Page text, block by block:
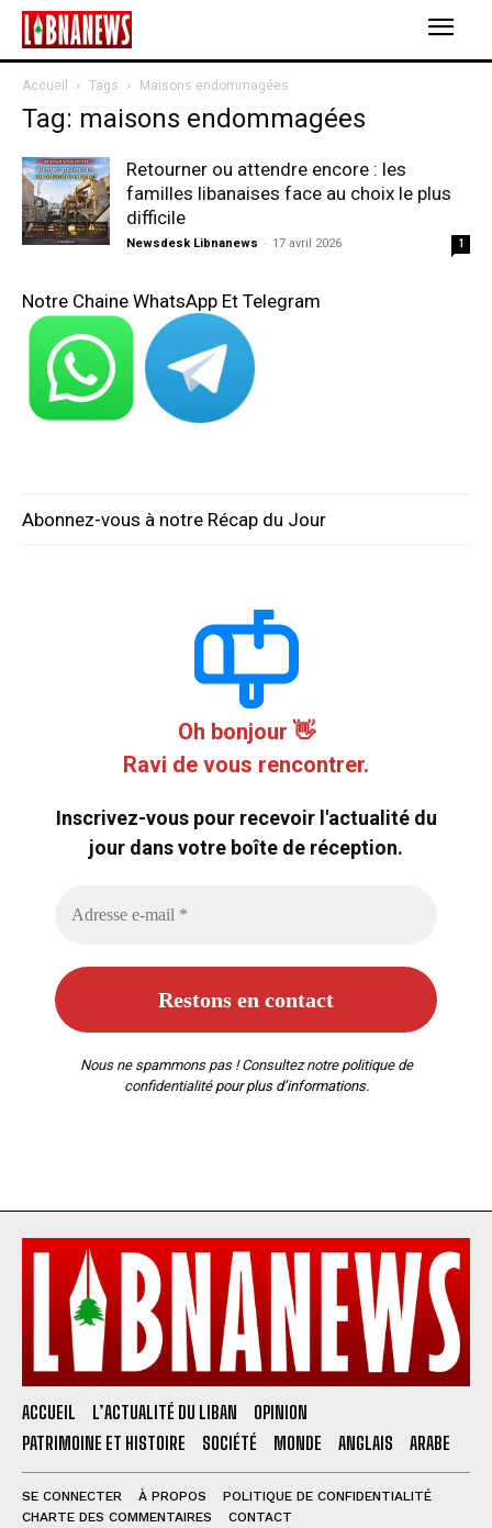
Accueil Tags Maisons endommagées
Tag: maisons endommagées
Retourner ou attendre encore : les
familles libanaises face au choix le plus
difficile
Newsdesk Libnanews - 17 avril 2026 1
Notre Chaine WhatsApp Et Telegram
Abonnez-vous à notre Récap du Jour
Oh bonjour 👋
Ravi de vous rencontrer.
Inscrivez-vous pour recevoir l'actualité du
jour dans votre boîte de réception.
Nous ne spammons pas ! Consultez notre politique de
confidentialitépour plus d’informations.
ACCUEIL L’ACTUALITÉ DU LIBAN
OPINION
PATRIMOINE ET HISTOIRE
SOCIÉTÉ MONDE ANGLAIS ARABE
SE CONNECTER À PROPOS
POLITIQUE DE CONFIDENTIALITÉ
CHARTE DES COMMENTAIRES
CONTACT